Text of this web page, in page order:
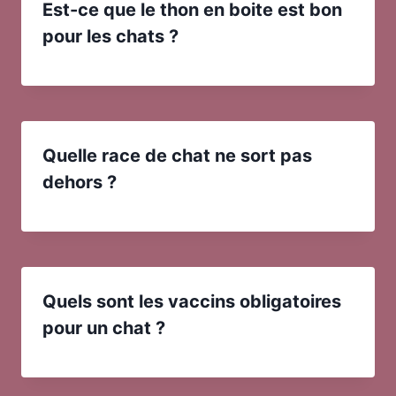
Est-ce que le thon en boite est bon
pour les chats ?
Quelle race de chat ne sort pas
dehors ?
Quels sont les vaccins obligatoires
pour un chat ?